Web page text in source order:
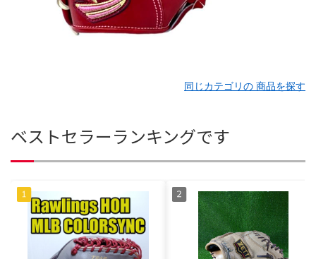
同じカテゴリの 商品を探す
ベストセラーランキングです